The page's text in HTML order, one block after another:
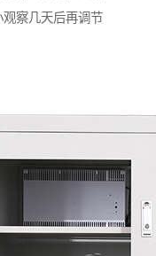
察几天后再调节